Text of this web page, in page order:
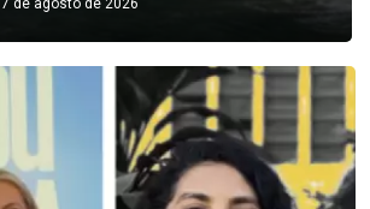
7 de agosto de 2026